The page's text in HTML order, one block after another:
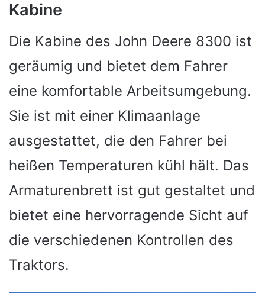
Kabine
Die Kabine des John Deere 8300 ist
geräumig und bietet dem Fahrer
eine komfortable Arbeitsumgebung.
Sie ist mit einer Klimaanlage
ausgestattet, die den Fahrer bei
heißen Temperaturen kühl hält. Das
Armaturenbrett ist gut gestaltet und
bietet eine hervorragende Sicht auf
die verschiedenen Kontrollen des
Traktors.